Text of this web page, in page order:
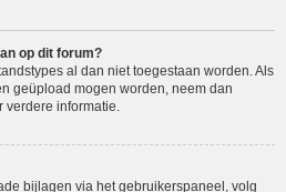
op dit forum?
al dan niet toegestaan worden. Als
geüpload mogen worden, neem dan
verdere informatie.
bijlagen via het gebruikerspaneel, volg